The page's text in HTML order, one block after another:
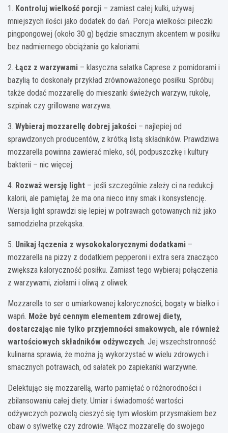
1. Kontroluj wielkość porcji – zamiast całej kulki, używaj
mniejszych ilości jako dodatek do dań. Porcja wielkości piłeczki
pingpongowej (około 30 g) będzie smacznym akcentem w posiłku
bez nadmiernego obciążania go kaloriami.
2. Łącz z warzywami – klasyczna sałatka Caprese z pomidorami i
bazylią to doskonały przykład zrównoważonego posiłku. Spróbuj
także dodać mozzarellę do mieszanki świeżych warzyw, rukolę,
szpinak czy grillowane warzywa.
3. Wybieraj mozzarellę dobrej jakości – najlepiej od
sprawdzonych producentów, z krótką listą składników. Prawdziwa
mozzarella powinna zawierać mleko, sól, podpuszczkę i kultury
bakterii – nic więcej.
4. Rozważ wersję light – jeśli szczególnie zależy ci na redukcji
kalorii, ale pamiętaj, że ma ona nieco inny smak i konsystencję.
Wersja light sprawdzi się lepiej w potrawach gotowanych niż jako
samodzielna przekąska.
5. Unikaj łączenia z wysokokalorycznymi dodatkami –
mozzarella na pizzy z dodatkiem pepperoni i extra sera znacząco
zwiększa kaloryczność posiłku. Zamiast tego wybieraj połączenia
z warzywami, ziołami i oliwą z oliwek.
Mozzarella to ser o umiarkowanej kaloryczności, bogaty w białko i
wapń. Może być cennym elementem zdrowej diety,
dostarczając nie tylko przyjemności smakowych, ale również
wartościowych składników odżywczych. Jej wszechstronność
kulinarna sprawia, że można ją wykorzystać w wielu zdrowych i
smacznych potrawach, od sałatek po zapiekanki warzywne.
Delektując się mozzarellą, warto pamiętać o różnorodności i
zbilansowaniu całej diety. Umiar i świadomość wartości
odżywczych pozwolą cieszyć się tym włoskim przysmakiem bez
obaw o sylwetkę czy zdrowie. Włącz mozzarellę do swojego